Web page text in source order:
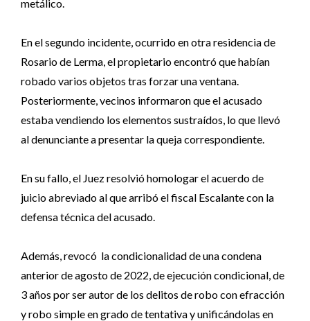
metálico.
En el segundo incidente, ocurrido en otra residencia de
Rosario de Lerma, el propietario encontró que habían
robado varios objetos tras forzar una ventana.
Posteriormente, vecinos informaron que el acusado
estaba vendiendo los elementos sustraídos, lo que llevó
al denunciante a presentar la queja correspondiente.
En su fallo, el Juez resolvió homologar el acuerdo de
juicio abreviado al que arribó el fiscal Escalante con la
defensa técnica del acusado.
Además, revocó la condicionalidad de una condena
anterior de agosto de 2022, de ejecución condicional, de
3 años por ser autor de los delitos de robo con efracción
y robo simple en grado de tentativa y unificándolas en